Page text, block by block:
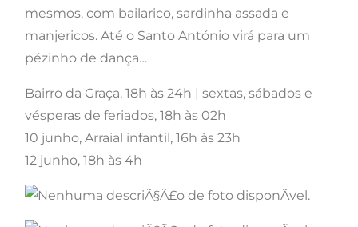
mesmos, com bailarico, sardinha assada e
manjericos. Até o Santo António virá para um
pézinho de dança…
Bairro da Graça, 18h às 24h | sextas, sábados e
vésperas de feriados, 18h às 02h
10 junho, Arraial infantil, 16h às 23h
12 junho, 18h às 4h